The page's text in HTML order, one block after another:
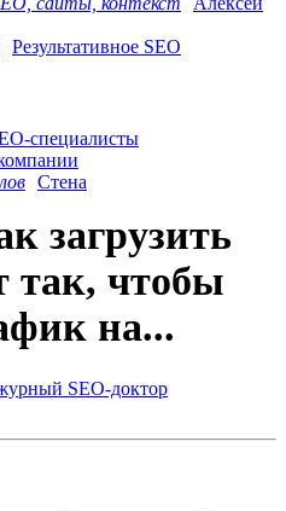
Результативное SEO
специалисты
Стена
загрузить
так, чтобы
на...
SEO-доктор